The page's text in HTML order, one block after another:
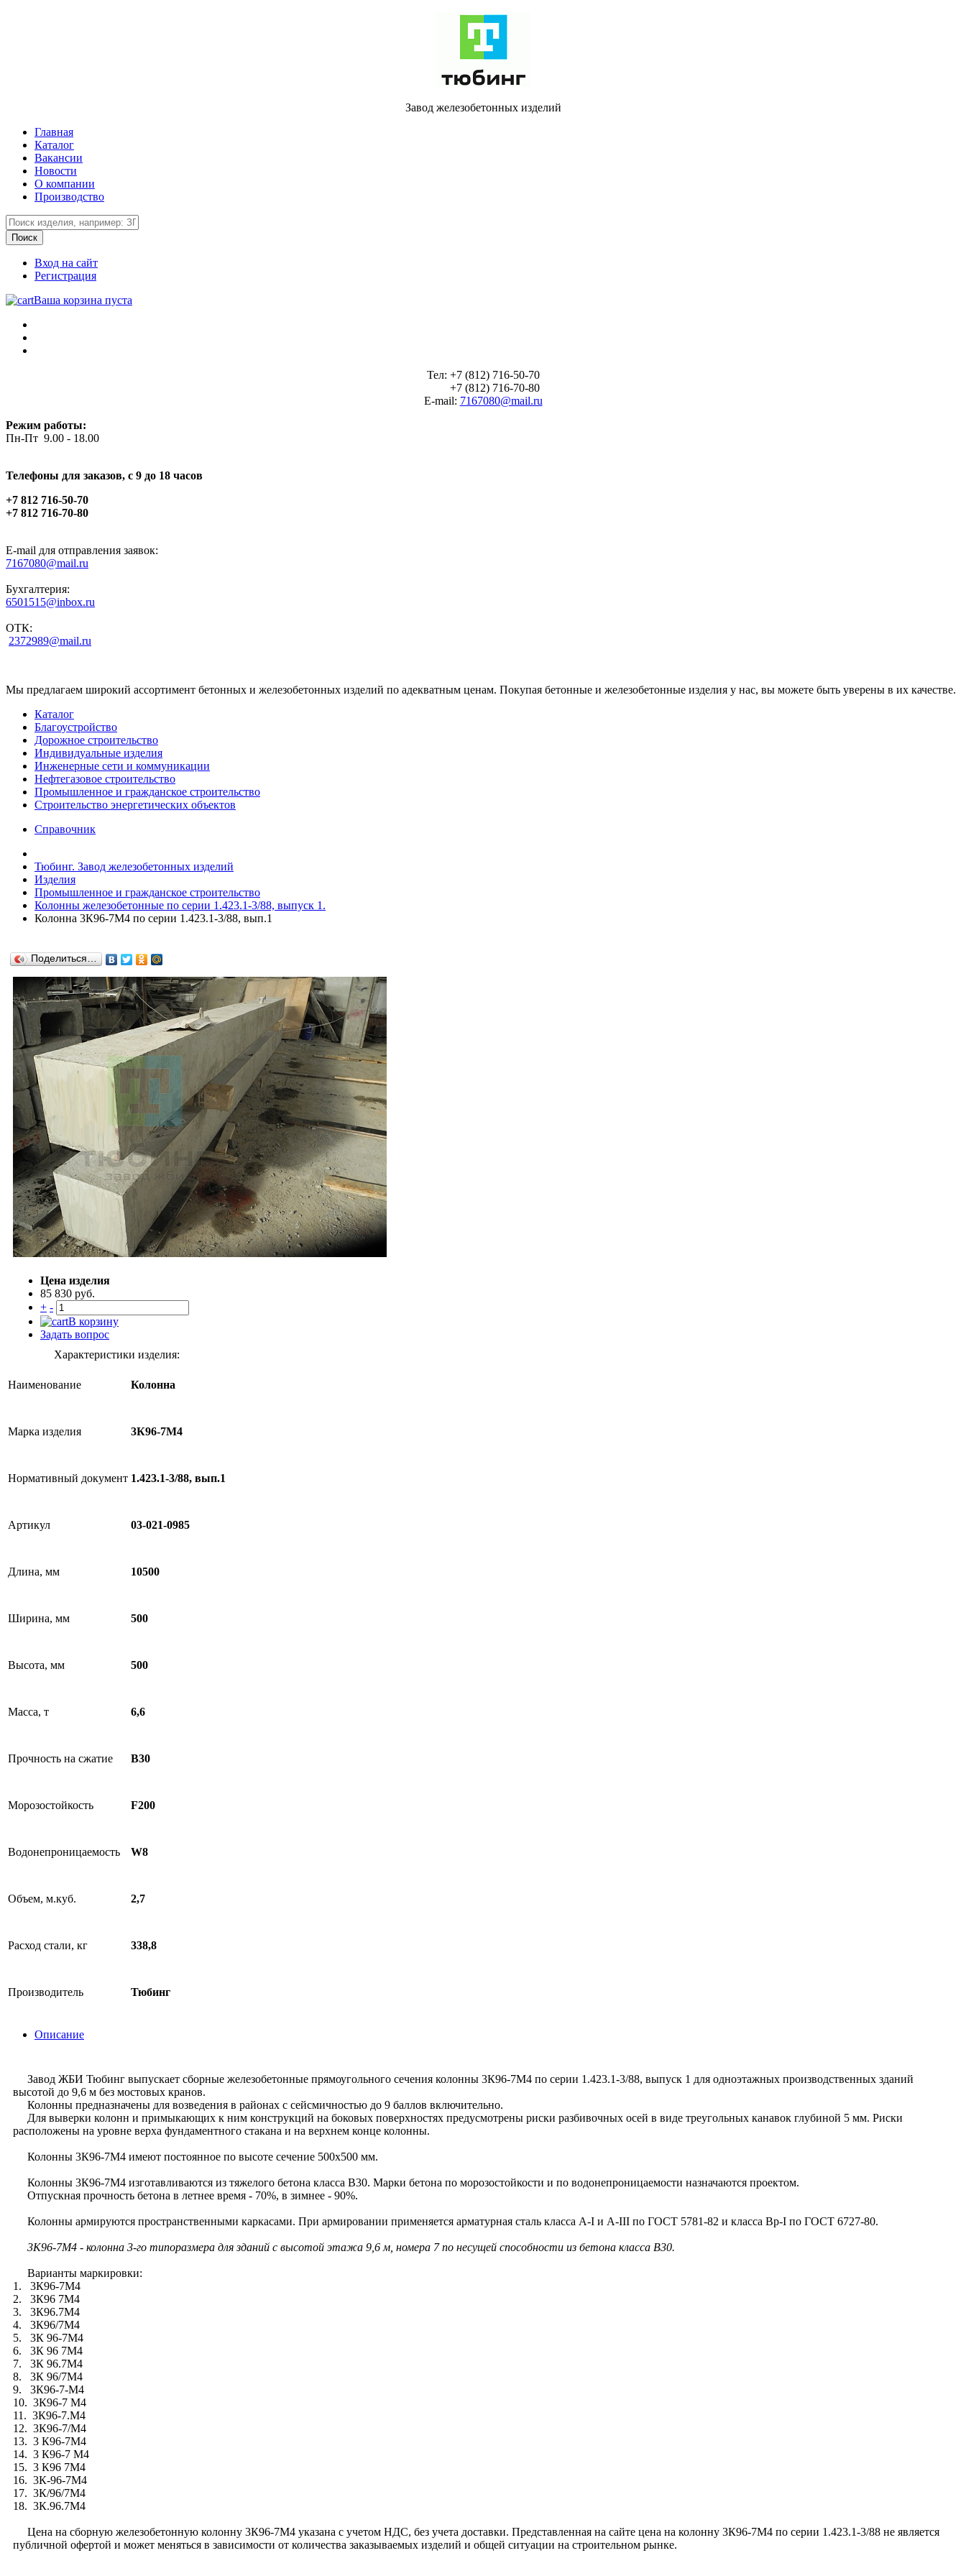
Завод железобетонных изделий
Главная
Каталог
Вакансии
Новости
О компании
Производство
Вход на сайт
Регистрация
Ваша корзина пуста
Тел: +7 (812) 716-50-70
+7 (812) 716-70-80
E-mail: 7167080@mail.ru
Режим работы:
Пн-Пт 9.00 - 18.00
Телефоны для заказов, c 9 до 18 часов
+7 812 716-50-70
+7 812 716-70-80
E-mail для отправления заявок:
7167080@mail.ru
Бухгалтерия:
6501515@inbox.ru
ОТК:
2372989@mail.ru
Мы предлагаем широкий ассортимент бетонных и железобетонных изделий по адекватным ценам. Покупая бетонные и железобетонные изделия у нас, вы можете быть уверены в их качестве.
Каталог
Благоустройство
Дорожное строительство
Индивидуальные изделия
Инженерные сети и коммуникации
Нефтегазовое строительство
Промышленное и гражданское строительство
Строительство энергетических объектов
Справочник
Тюбинг. Завод железобетонных изделий
Изделия
Промышленное и гражданское строительство
Колонны железобетонные по серии 1.423.1-3/88, выпуск 1.
Колонна 3К96-7М4 по серии 1.423.1-3/88, вып.1
Поделиться…
Цена изделия
85 830 руб.
+ -
В корзину
Задать вопрос
Характеристики изделия:
Наименование Колонна
Марка изделия 3К96-7М4
Нормативный документ 1.423.1-3/88, вып.1
Артикул 03-021-0985
Длина, мм 10500
Ширина, мм 500
Высота, мм 500
Масса, т 6,6
Прочность на сжатие B30
Морозостойкость F200
Водонепроницаемость W8
Объем, м.куб. 2,7
Расход стали, кг 338,8
Производитель Тюбинг
Описание
Завод ЖБИ Тюбинг выпускает сборные железобетонные прямоугольного сечения колонны 3К96-7М4 по серии 1.423.1-3/88, выпуск 1 для одноэтажных производственных зданий
высотой до 9,6 м без мостовых кранов.
Колонны предназначены для возведения в районах с сейсмичностью до 9 баллов включительно.
Для выверки колонн и примыкающих к ним конструкций на боковых поверхностях предусмотрены риски разбивочных осей в виде треугольных канавок глубиной 5 мм. Риски
расположены на уровне верха фундаментного стакана и на верхнем конце колонны.
Колонны 3К96-7М4 имеют постоянное по высоте сечение 500х500 мм.
Колонны 3К96-7М4 изготавливаются из тяжелого бетона класса В30. Марки бетона по морозостойкости и по водонепроницаемости назначаются проектом.
Отпускная прочность бетона в летнее время - 70%, в зимнее - 90%.
Колонны армируются пространственными каркасами. При армировании применяется арматурная сталь класса A-I и A-III по ГОСТ 5781-82 и класса Вр-I по ГОСТ 6727-80.
3К96-7М4 - колонна 3-го типоразмера для зданий с высотой этажа 9,6 м, номера 7 по несущей способности из бетона класса В30.
Варианты маркировки:
1. 3К96-7М4
2. 3К96 7М4
3. 3К96.7М4
4. 3К96/7М4
5. 3К 96-7М4
6. 3К 96 7М4
7. 3К 96.7М4
8. 3К 96/7М4
9. 3К96-7-М4
10. 3К96-7 М4
11. 3К96-7.М4
12. 3К96-7/М4
13. 3 К96-7М4
14. 3 К96-7 М4
15. 3 К96 7М4
16. 3К-96-7М4
17. 3К/96/7М4
18. 3К.96.7М4
Цена на сборную железобетонную колонну 3К96-7М4 указана с учетом НДС, без учета доставки. Представленная на сайте цена на колонну 3К96-7М4 по серии 1.423.1-3/88 не является
публичной офертой и может меняться в зависимости от количества заказываемых изделий и общей ситуации на строительном рынке.